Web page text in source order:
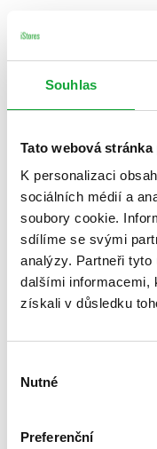
Souhlas
Tato webová
K personalizaci
sociálních médií a
soubory cookie.
sdílíme se svými
analýzy. Partneři tyto
dalšími informacemi,
získali v důsledku
souhlasu
Nutné
Preferenční